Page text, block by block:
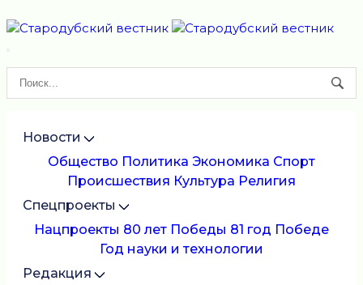
Новости
Общество Политика Экономика Спорт
Происшествия Культура Религия
Спецпроекты
Нацпроекты 80 лет Победы 81 год Победе
Год науки и технологии
Редакция